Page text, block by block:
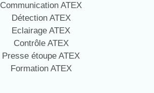
Communication ATEX
Détection ATEX
Eclairage ATEX
Contrôle ATEX
Presse étoupe ATEX
Formation ATEX